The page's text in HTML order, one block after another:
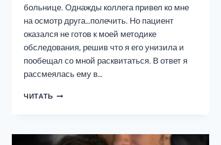
больнице. Однажды коллега привел ко мне
на осмотр друга…полечить. Но пациент
оказался не готов к моей методике
обследования, решив что я его унизила и
пообещал со мной расквитаться. В ответ я
рассмеялась ему в…
ЧИТАТЬ ПЕРСОНАЛЬНАЯ